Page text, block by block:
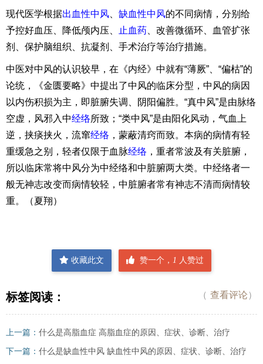
现代医学根据出血性中风 缺血性中风的不同病情，分别给
予控好血压、降低颅内压、
止血药 、改善微循环、血管扩张
剂、保护脑组织、抗凝剂、手术治疗等治疗措施。
中医对中风的认识较早，在《内经》中就有“薄厥”、“偏枯”的
论统，《金匮要略》中提出了中风的临床分型，中风的病因
以内伤积损为主，即脏腑失调、阴阳偏胜。“真中风”是由脉络
空虚，风邪入中经络所致；“类中风”是由阳化风动，气血上
逆，挟痰挟火，流窜经络 ，蒙蔽清窍而致。本病的病情有轻
重缓急之别，轻者仅限于血脉经络 ，重者常波及有关脏腑，
所以临床常将中风分为中经络和中脏腑两大类。中经络者一
般无神志改变而病情较轻，中脏腑者常有神志不清而病情较
重。（夏翔）
收藏此文 赞一个，1 人赞过
（ 查看评论）
标签阅读：
上一篇： 什么是高脂血症 高脂血症的原因、症状、诊断、治疗
下一篇： 什么是缺血性中风 缺血性中风的原因、症状、诊断、治疗